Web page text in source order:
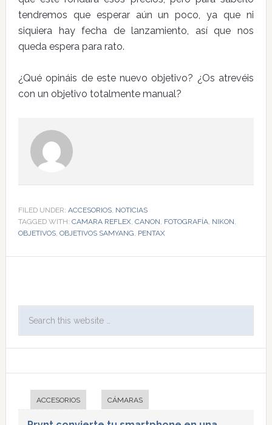
tendremos que esperar aún un poco, ya que ni
siquiera hay fecha de lanzamiento, así que nos
queda espera para rato.
¿Qué opináis de este nuevo objetivo? ¿Os atrevéis
con un objetivo totalmente manual?
FILED UNDER: ACCESORIOS, NOTICIAS
TAGGED WITH: CAMARA REFLEX, CANON, FOTOGRAFÍA, NIKON,
OBJETIVOS, OBJETIVOS SAMYANG, PENTAX
ACCESORIOS CÁMARAS